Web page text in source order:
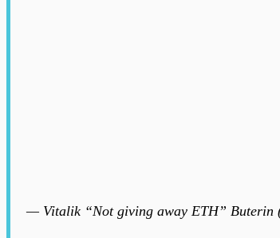
— Vitalik “Not giving away ETH”